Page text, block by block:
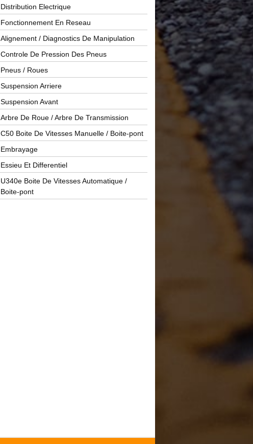
Distribution Electrique
Fonctionnement En Reseau
Alignement / Diagnostics De Manipulation
Controle De Pression Des Pneus
Pneus / Roues
Suspension Arriere
Suspension Avant
Arbre De Roue / Arbre De Transmission
C50 Boite De Vitesses Manuelle / Boite-pont
Embrayage
Essieu Et Differentiel
U340e Boite De Vitesses Automatique /
Boite-pont